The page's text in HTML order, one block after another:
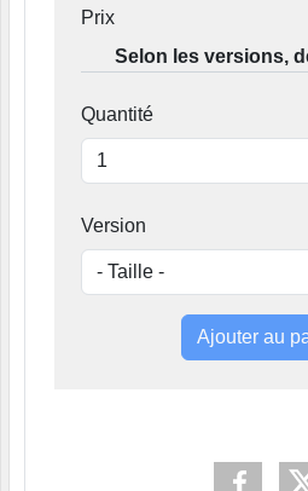
Prix
Quantité
Version
Ajouter au